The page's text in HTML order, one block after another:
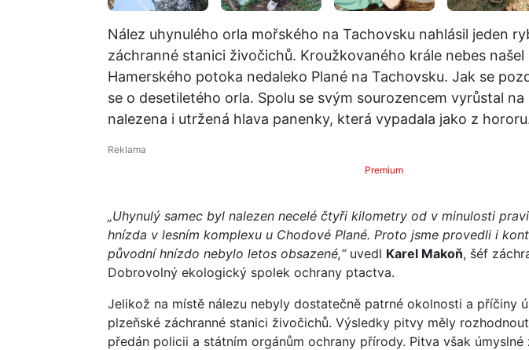
Nález uhynulého orla mořského na Tachovsku nahlásil jeden
záchranné stanici živočichů. Kroužkovaného krále nebes našel
Hamerského potoka nedaleko Plané na Tachovsku. Jak se
se o desetiletého orla. Spolu se svým sourozencem vyrůstal
nalezena i utržená hlava panenky, která vypadala jako z
Premium
„Uhynulý samec byl nalezen necelé čtyři kilometry od v minulosti
hnízda v lesním komplexu u Chodové Plané. Proto jsme provedli i
původní hnízdo nebylo letos obsazené,“uvedl Karel Makoň, šéf
Dobrovolný ekologický spolek ochrany ptactva.
Jelikož na místě nálezu nebyly dostatečně patrné okolnosti a příčiny
plzeňské záchranné stanici živočichů. Výsledky pitvy měly
předán policii a státním orgánům ochrany přírody. Pitva však